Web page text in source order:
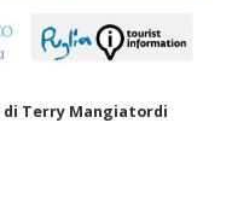
di Terry Mangiatordi